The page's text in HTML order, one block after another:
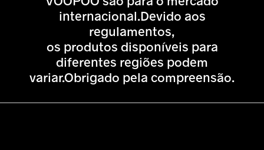
internacional.Devido aos
regulamentos,
os produtos disponíveis para
diferentes regiões podem
variar.Obrigado pela compreensão.